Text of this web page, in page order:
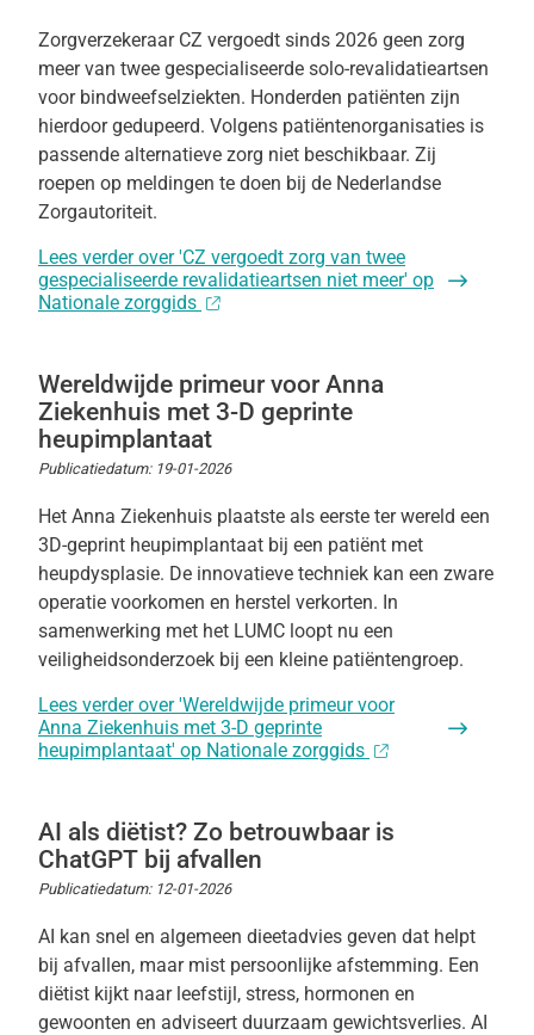
Zorgverzekeraar CZ vergoedt sinds 2026 geen zorg
meer van twee gespecialiseerde solo-revalidatieartsen
voor bindweefselziekten. Honderden patiënten zijn
hierdoor gedupeerd. Volgens patiëntenorganisaties is
passende alternatieve zorg niet beschikbaar. Zij
roepen op meldingen te doen bij de Nederlandse
Zorgautoriteit.
Lees verderover 'CZ vergoedt zorg van twee
gespecialiseerde revalidatieartsen niet meer' op
Nationale zorggids
Wereldwijde primeur voor Anna
Ziekenhuis met 3-D geprinte
heupimplantaat
Publicatiedatum: 19-01-2026
Het Anna Ziekenhuis plaatste als eerste ter wereld een
3D-geprint heupimplantaat bij een patiënt met
heupdysplasie. De innovatieve techniek kan een zware
operatie voorkomen en herstel verkorten. In
samenwerking met het LUMC loopt nu een
veiligheidsonderzoek bij een kleine patiëntengroep.
Lees verderover 'Wereldwijde primeur voor
Anna Ziekenhuis met 3-D geprinte
heupimplantaat' op Nationale zorggids
AI als diëtist? Zo betrouwbaar is
ChatGPT bij afvallen
Publicatiedatum: 12-01-2026
AI kan snel en algemeen dieetadvies geven dat helpt
bij afvallen, maar mist persoonlijke afstemming. Een
diëtist kijkt naar leefstijl, stress, hormonen en
gewoonten en adviseert duurzaam gewichtsverlies. AI